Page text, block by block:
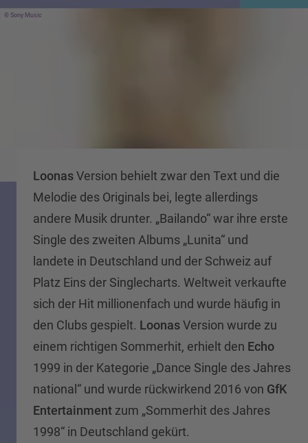
Sony Music
LoonasVersion behielt zwar den Text und die
Melodie des Originals bei, legte allerdings
andere Musik drunter. „Bailando“ war ihre erste
Single des zweiten Albums „Lunita“ und
landete in Deutschland und der Schweiz auf
Platz Eins der Singlecharts. Weltweit verkaufte
sich der Hit millionenfach und wurde häufig in
den Clubs gespielt. LoonasVersion wurde zu
einem richtigen Sommerhit, erhielt den Echo
1999 in der Kategorie „Dance Single des Jahres
national“ und wurde rückwirkend 2016 von GfK
Entertainment zum „Sommerhit des Jahres
1998“ in Deutschland gekürt.